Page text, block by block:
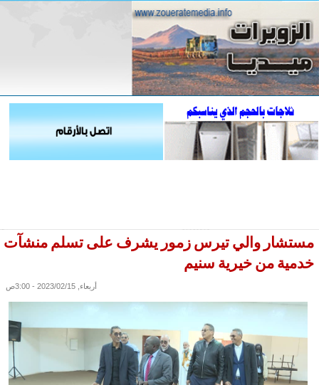
مستشار والي تيرس زمور يشرف على تسلم منشآت
خدمية من خيرية سنيم
أربعاء, 2023/02/15 - 3:00ص